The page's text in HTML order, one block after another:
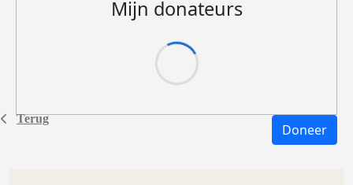
Terug
Mijn donateurs
Doneer